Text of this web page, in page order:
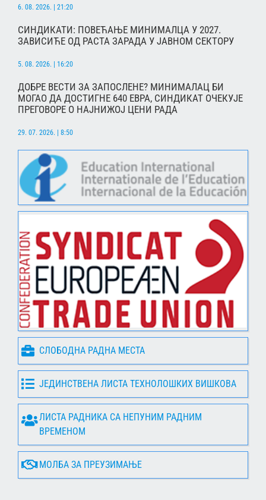
6. 08. 2026. | 21:20
СИНДИКАТИ: ПОВЕЋАЊЕ МИНИМАЛЦА У 2027.
ЗАВИСИЋЕ ОД РАСТА ЗАРАДА У ЈАВНОМ СЕКТОРУ
5. 08. 2026. | 16:20
ДОБРЕ ВЕСТИ ЗА ЗАПОСЛЕНЕ? МИНИМАЛАЦ БИ
МОГАО ДА ДОСТИГНЕ 640 ЕВРА, СИНДИКАТ ОЧЕКУЈЕ
ПРЕГОВОРЕ О НАЈНИЖОЈ ЦЕНИ РАДА
29. 07. 2026. | 8:50
СЛОБОДНА РАДНА МЕСТА
ЈЕДИНСТВЕНА ЛИСТА ТЕХНОЛОШКИХ ВИШКОВА
ЛИСТА РАДНИКА СА НЕПУНИМ РАДНИМ
ВРЕМЕНОМ
МОЛБА ЗА ПРЕУЗИМАЊЕ